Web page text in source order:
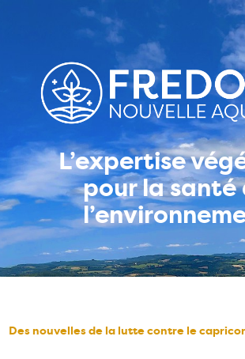
L’expertise
pour la santé
Des nouvelles de la lutte contre le